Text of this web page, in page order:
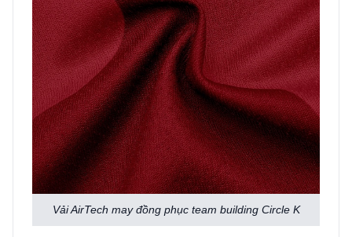
Vải AirTech may đồng phục team building Circle K